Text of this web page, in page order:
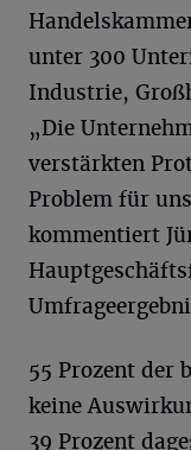
unter 300
Industrie,
„Die
verstärkten
Problem für
kommentiert
55 Prozent der
keine
39 Prozent